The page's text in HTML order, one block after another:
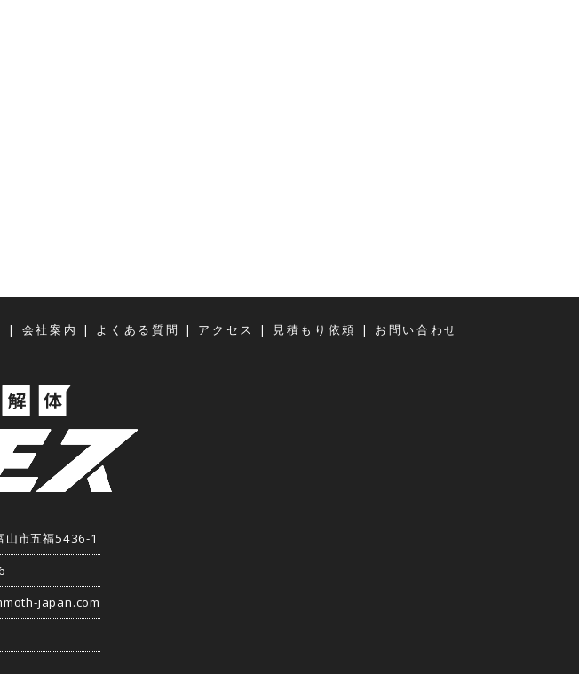
| 会社案内 | よくある質問 | アクセス | 見積もり依頼 | お問い合わせ
市五福5436-1
japan.com